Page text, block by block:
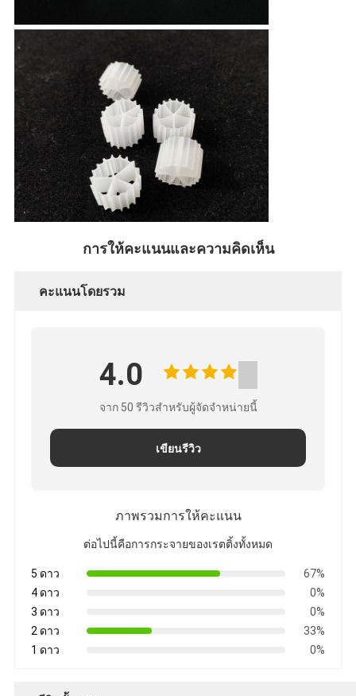
การให้คะแนนและความคิดเห็น
คะแนนโดยรวม
4.0
จาก 50 รีวิวสําหรับผู้จัดจําหน่ายนี้
เขียนรีวิว
ภาพรวมการให้คะแนน
ต่อไปนี้คือการกระจายของเรตติ้งทั้งหมด
5 ดาว
67%
4 ดาว
0%
3 ดาว
0%
2 ดาว
33%
1 ดาว
0%